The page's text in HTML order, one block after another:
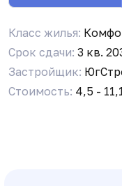
Класс жилья:
Срок сдачи: 3 кв.
Застройщик:
Стоимость: 4,5 -